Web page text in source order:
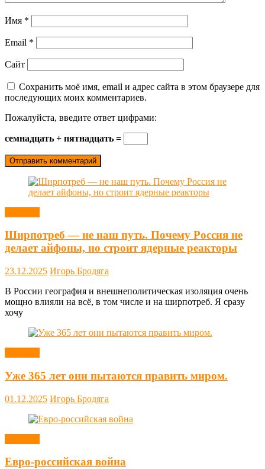
Имя *
Email *
Сайт
Сохранить моё имя, email и адрес сайта в этом браузере для
последующих моих комментариев.
Пожалуйста, введите ответ цифрами:
семнадцать + пятнадцать =
Ширпотреб — не наш путь. Почему Россия не
делает айфоны, но строит ядерные реакторы
23.12.2025 Игорь Бродяга
В России география и внешнеполитическая изоляция очень
мощно влияли на всё, в том числе и на ширпотреб. Я сразу
хочу
Уже 365 лет они пытаются править миром.
01.12.2025 Игорь Бродяга
Евро-российская война